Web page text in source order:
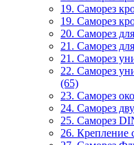
19. Саморез
19. Саморез
20. Саморез
21. Саморез
21. Саморез
22. Саморез
(65)
23. Саморез
24. Саморез
25. Саморез
26. Крепление